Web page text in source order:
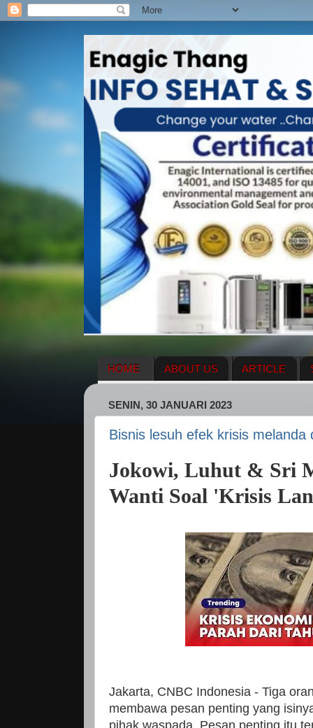
HOME ABOUT US ARTICLE
ENAGIC COMPENSATION PLAN
SENIN, 30 JANUARI 2023
Bisnis lesuh efek krisis melanda
Jokowi, Luhut & Sri
Wanti Soal 'Krisis
Jakarta, CNBC Indonesia - Tiga
membawa pesan penting yang